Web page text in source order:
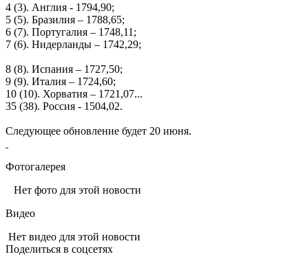
4 (3). Англия - 1794,90;
5 (5). Бразилия – 1788,65;
6 (7). Португалия – 1748,11;
7 (6). Нидерланды – 1742,29;
8 (8). Испания – 1727,50;
9 (9). Италия – 1724,60;
10 (10). Хорватия – 1721,07...
35 (38). Россия - 1504,02.
Следующее обновление будет 20 июня.
Фотогалерея
Нет фото для этой новости
Видео
Нет видео для этой новости
Поделиться в соцсетях